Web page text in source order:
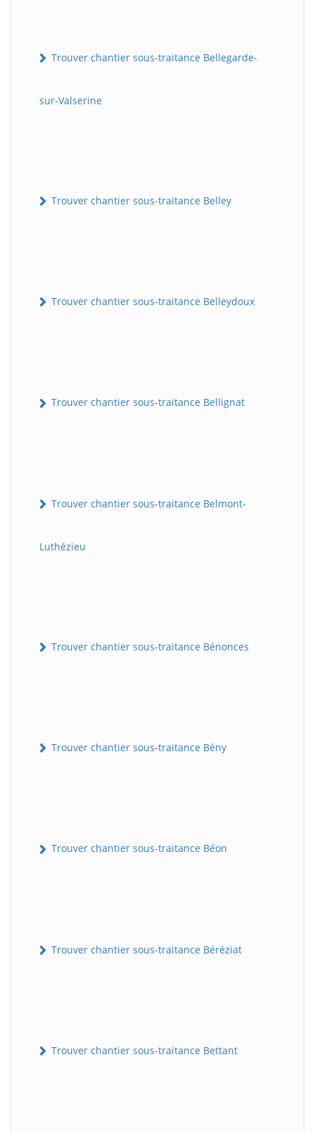
Trouver chantier sous-traitance Bellegarde-
sur-Valserine
Trouver chantier sous-traitance Belley
Trouver chantier sous-traitance Belleydoux
Trouver chantier sous-traitance Bellignat
Trouver chantier sous-traitance Belmont-
Luthézieu
Trouver chantier sous-traitance Bénonces
Trouver chantier sous-traitance Bény
Trouver chantier sous-traitance Béon
Trouver chantier sous-traitance Béréziat
Trouver chantier sous-traitance Bettant